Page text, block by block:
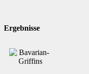
Ergebnisse